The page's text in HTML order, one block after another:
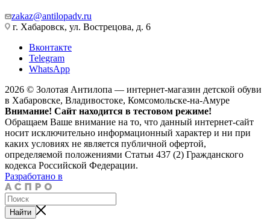
zakaz@antilopadv.ru
г. Хабаровск, ул. Вострецова, д. 6
Вконтакте
Telegram
WhatsApp
2026 © Золотая Антилопа — интернет-магазин детской обуви
в Хабаровске, Владивостоке, Комсомольске-на-Амуре
Внимание! Сайт находится в тестовом режиме!
Обращаем Ваше внимание на то, что данный интернет-сайт
носит исключительно информационный характер и ни при
каких условиях не является публичной офертой,
определяемой положениями Статьи 437 (2) Гражданского
кодекса Российской Федерации.
Разработано в
Найти